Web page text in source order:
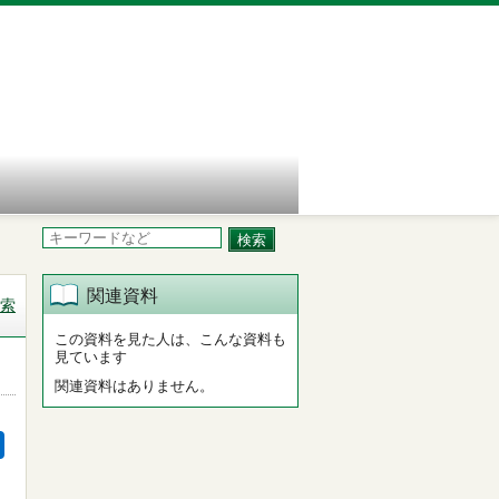
関連資料
この資料を見た人は、こんな資料も
見ています
関連資料はありません。